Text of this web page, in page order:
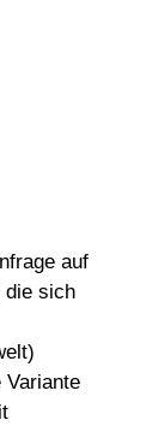
auf
die sich
Variante